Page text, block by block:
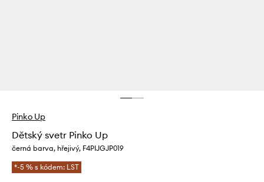
Pinko Up
Dětský svetr Pinko Up
černá barva, hřejivý, F4PIJGJP019
*-5 % s kódem: LST